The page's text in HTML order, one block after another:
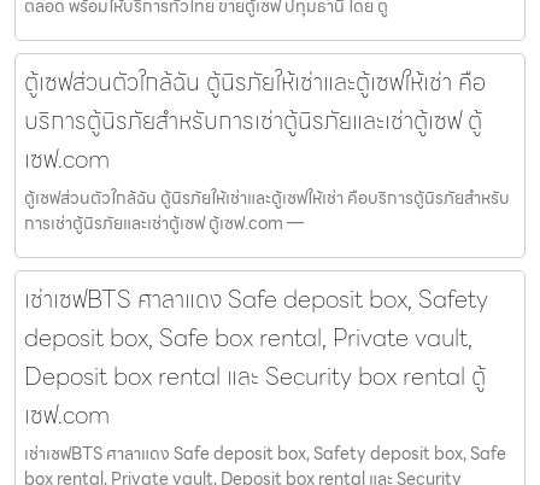
ตลอด พร้อมให้บริการทั่วไทย ขายตู้เซฟ ปทุมธานี โดย ตู
ตู้เซฟส่วนตัวใกล้ฉัน ตู้นิรภัยให้เช่าและตู้เซฟให้เช่า คือ
บริการตู้นิรภัยสำหรับการเช่าตู้นิรภัยและเช่าตู้เซฟ ตู้
เซฟ.com
ตู้เซฟส่วนตัวใกล้ฉัน ตู้นิรภัยให้เช่าและตู้เซฟให้เช่า คือบริการตู้นิรภัยสำหรับ
การเช่าตู้นิรภัยและเช่าตู้เซฟ ตู้เซฟ.com —
เช่าเซฟBTS ศาลาแดง Safe deposit box, Safety
deposit box, Safe box rental, Private vault,
Deposit box rental และ Security box rental ตู้
เซฟ.com
เช่าเซฟBTS ศาลาแดง Safe deposit box, Safety deposit box, Safe
box rental, Private vault, Deposit box rental และ Security